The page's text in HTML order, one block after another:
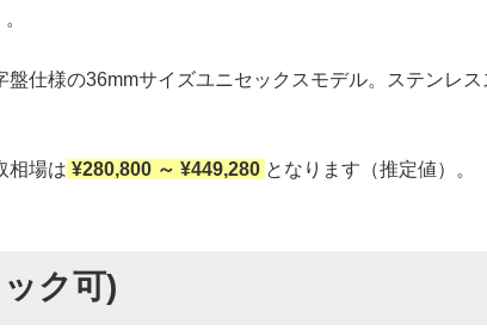
盤仕様の36mmサイズユニセックスモデル。ステンレ
相場は ¥280,800 ～ ¥449,280 となります（推定値）。
ク可)